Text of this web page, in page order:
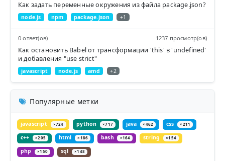
Как задать переменные окружения из файла package.json?
node.js npm package.json +1
0 ответ(ов) 1237 просмотр(ов)
Как остановить Babel от трансформации 'this' в 'undefined'
и добавления "use strict"
javascript node.js amd +2
Популярные метки
javascript ×724 python ×717 java ×462 css ×211
c++ ×205 html ×186 bash ×164 string ×154
php ×150 sql ×148